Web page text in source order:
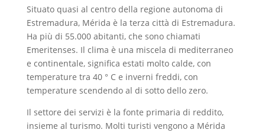
Situato quasi al centro della regione autonoma di
Estremadura, Mérida è la terza città di Estremadura.
Ha più di 55.000 abitanti, che sono chiamati
Emeritenses. Il clima è una miscela di mediterraneo
e continentale, significa estati molto calde, con
temperature tra 40 ° C e inverni freddi, con
temperature scendendo al di sotto dello zero.
Il settore dei servizi è la fonte primaria di reddito,
insieme al turismo. Molti turisti vengono a Mérida